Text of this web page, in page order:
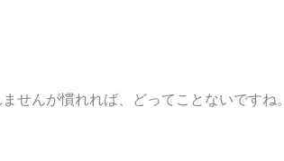
せんが慣れれば、どってことないですね。